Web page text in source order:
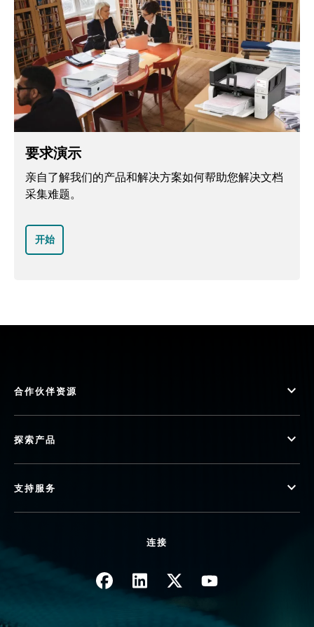
要求演示
亲自了解我们的产品和解决方案如何帮助您解决文档
采集难题。
开始
合作伙伴资源
探索产品
支持服务
连接
图像 图像 图像 图像